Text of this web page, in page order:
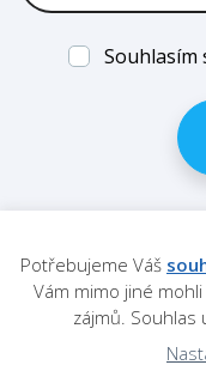
Souhlasím
Objednávky a dotazy:
Potřebujeme Váš
Vám mimo jiné
zájmů. Souhlas